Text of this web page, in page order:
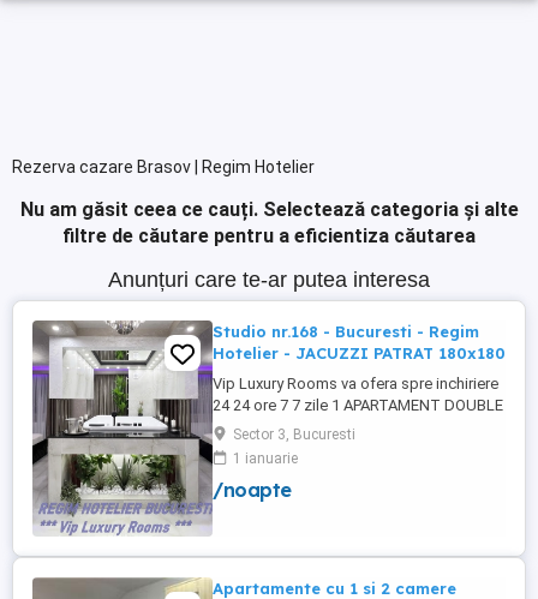
Rezerva cazare Brasov | Regim Hotelier
Nu am găsit ceea ce cauți. Selectează categoria și alte
filtre de căutare pentru a eficientiza căutarea
Anunțuri care te-ar putea interesa
Studio nr.168 - Bucuresti - Regim
Hotelier - JACUZZI PATRAT 180x180
Vip Luxury Rooms va ofera spre inchiriere
24 24 ore 7 7 zile 1 APARTAMENT DOUBLE
ROOMS de 5 stele Luxoasa cu un desing
unic si deosebit in Sector 3 Bucuresti .
APARTAMENTUL se alfa in Complex
Rezidential Nou . Acces Bariera
Sector 3, Bucuresti
1 ianuarie
/noapte
Apartamente cu 1 si 2 camere